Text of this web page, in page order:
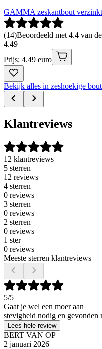
GAMMA zeskantbout
(14)Beoordeeld met 4.4 van
4.49
Prijs: 4.49 euro
Bekijk alles in zeshoekige bout
Klantreviews
12 klantreviews
5 sterren
12 reviews
4 sterren
0 reviews
3 sterren
0 reviews
2 sterren
0 reviews
1 ster
0 reviews
Meeste sterren klantreviews
5/5
Gaat je wel een moer aan
stevigheid nodig en gevonden
Lees hele review
BERT VAN OP
2 januari 2026